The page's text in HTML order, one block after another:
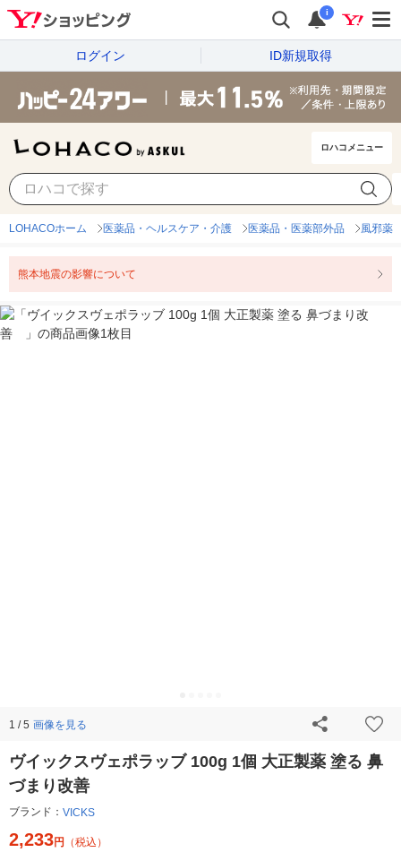
i
ログイン ID新規取得
ロハコメニュー
LOHACOホーム 医薬品・ヘルスケア・介護 医薬品・医薬部外品 風邪薬
熊本地震の影響について
1 / 5 画像を見る
ヴイックスヴェポラッブ 100g 1個 大正製薬 塗る 鼻
づまり改善
ブランド： VICKS
2,233円 （税込）